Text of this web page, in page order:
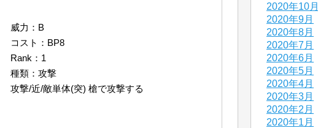
威力：B
コスト：BP8
Rank：1
種類：攻撃
攻撃/近/敵単体(突) 槍で攻撃する
2020年10月
2020年9月
2020年8月
2020年7月
2020年6月
2020年5月
2020年4月
2020年3月
2020年2月
2020年1月